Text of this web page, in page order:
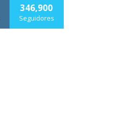
346,900
Seguidores